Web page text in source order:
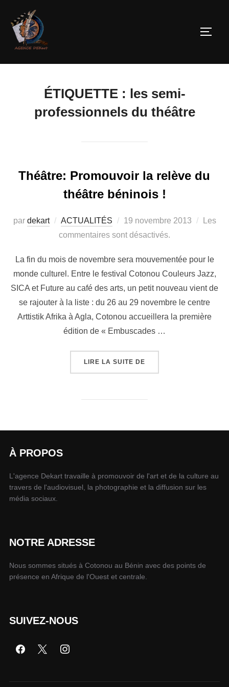
ÉTIQUETTE : les semi-
professionnels du théâtre
Théâtre: Promouvoir la relève du
théâtre béninois !
par dekart ACTUALITÉS 19 novembre 2013
Les
commentaires sont désactivés.
La fin du mois de novembre sera mouvementée pour le
monde culturel. Entre le festival Cotonou Couleurs Jazz,
SICA et Future au café des arts, un petit nouveau vient de
se rajouter à la liste : du 26 au 29 novembre le centre
Arttistik Afrika à Agla, Cotonou accueillera la première
édition de « Embuscades …
LIRE LA SUITE DE
À PROPOS
L'agence Dekart travaille à promouvoir de l'art et de la culture au
travers de l'audiovisuel, la photographie et la diffusion sur les
média sociaux.
NOTRE ADRESSE
Nous sommes situés à Cotonou au Bénin avec des points de
présence en Afrique de l'Ouest et centrale.
SUIVEZ-NOUS